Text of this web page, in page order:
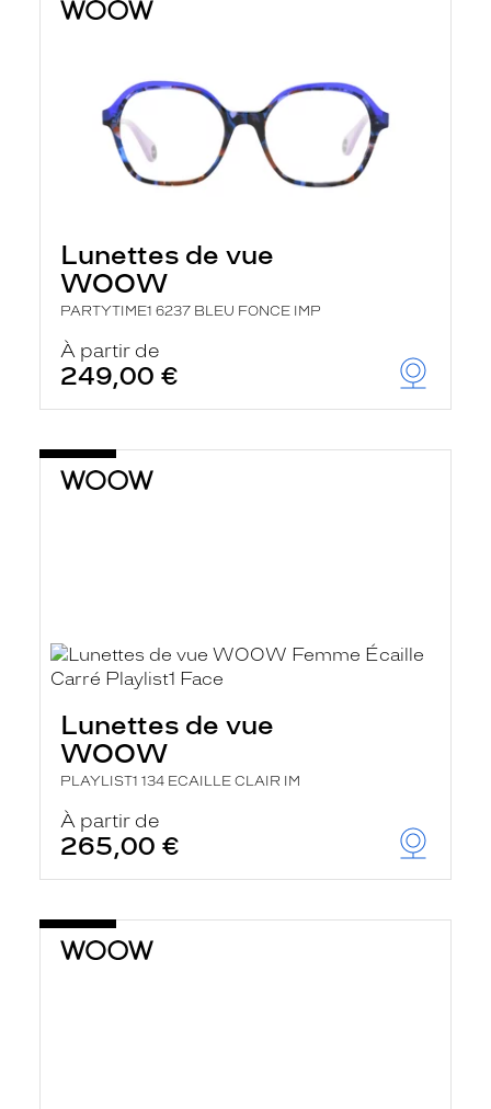
Lunettes de vue
WOOW
PARTYTIME1 6237 BLEU FONCE IMP
À partir de
249,00 €
Lunettes de vue
WOOW
PLAYLIST1 134 ECAILLE CLAIR IM
À partir de
265,00 €